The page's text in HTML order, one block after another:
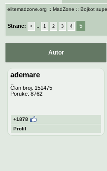
elitemadzone.org :: MadZone :: Bojkot
Strane: < 1 2 3 4 5
Autor
ademare
Član broj: 151475
Poruke: 8762
+1878
Profil